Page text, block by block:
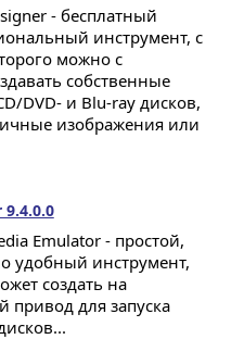
- бесплатный
инструмент, с
можно с
собственные
DVD- и Blu-ray дисков,
изображения или
Emulator - простой,
удобный инструмент,
создать на
привод для запуска